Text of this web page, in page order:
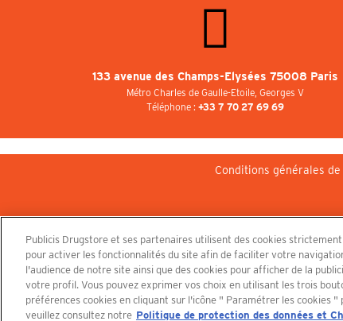
133 avenue des Champs-Elysées 75008 Paris
Métro Charles de Gaulle-Etoile, Georges V
Téléphone : +33 7 70 27 69 69
Conditions générales de
Publicis Drugstore et ses partenaires utilisent des cookies
pour activer les fonctionnalités du site afin de faciliter votre
l'audience de notre site ainsi que des cookies pour afficher de la
votre profil. Vous pouvez exprimer vos choix en utilisant les trois
préférences cookies en cliquant sur l'icône " Paramétrer les cookies
veuillez consultez notre Politique de protection des données et